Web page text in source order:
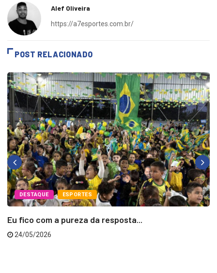
Alef Oliveira
https://a7esportes.com.br/
POST RELACIONADO
DESTAQUE ESPORTES
Eu fico com a pureza da resposta...
24/05/2026